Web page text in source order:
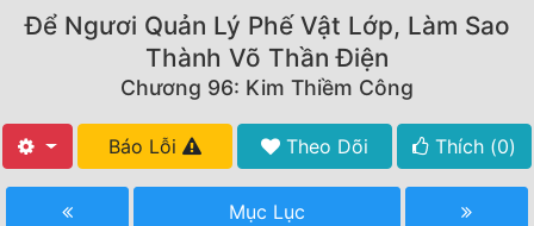
Truyện Mới Ra
Hoàn Thành
Để Ngươi Quản Lý Phế Vật Lớp, Làm Sao
Thành Võ Thần Điện
Chương 96: Kim Thiềm Công
Báo Lỗi Theo Dõi Thích (0)
Mục Lục